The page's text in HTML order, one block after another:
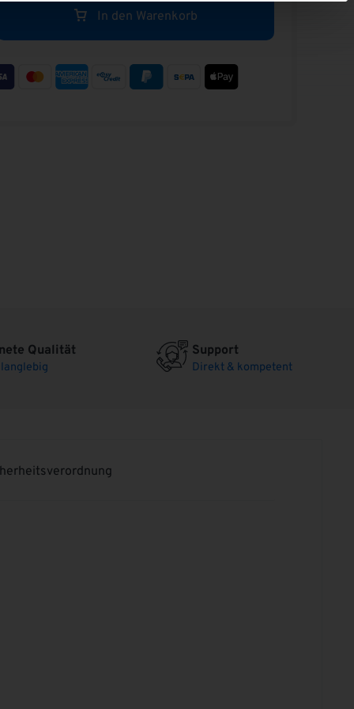
In den Warenkorb
Qualität Support
Direkt & kompetent